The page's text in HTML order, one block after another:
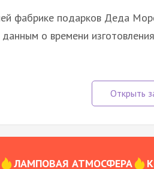
фабрике подарков Деда
о времени
ЛАМПОВАЯ АТМОСФЕРА